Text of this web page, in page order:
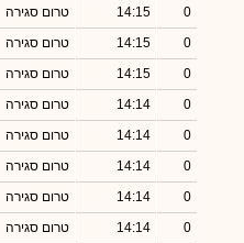
0
14:15 טרום סגירה
0
14:15 טרום סגירה
0
14:15 טרום סגירה
0
14:14 טרום סגירה
0
14:14 טרום סגירה
0
14:14 טרום סגירה
0
14:14 טרום סגירה
0
14:14 טרום סגירה